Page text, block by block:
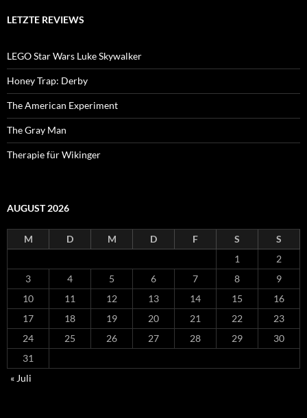
LETZTE REVIEWS
LEGO Star Wars Luke Skywalker
Honey Trap: Derby
The American Experiment
The Gray Man
Therapie für Wikinger
AUGUST 2026
M D M D F S
S
1
2
3
4 5 6 7 8
9
10
11 12 13 14 15
16
17
18 19 20 21 22
23
24
25 26 27 28 29
30
31
« Juli